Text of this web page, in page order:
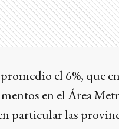
el 6%, que
en el Área
particular las